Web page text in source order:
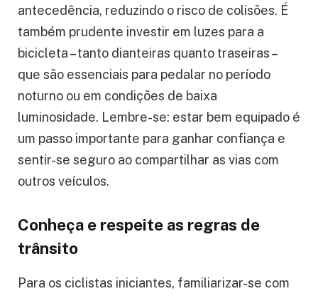
antecedência, reduzindo o risco de colisões. É
também prudente investir em luzes para a
bicicleta – tanto dianteiras quanto traseiras –
que são essenciais para pedalar no período
noturno ou em condições de baixa
luminosidade. Lembre-se: estar bem equipado é
um passo importante para ganhar confiança e
sentir-se seguro ao compartilhar as vias com
outros veículos.
Conheça e respeite as regras de
trânsito
Para os ciclistas iniciantes, familiarizar-se com